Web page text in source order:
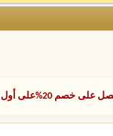
نقل عفش بوانيت نقل عفش